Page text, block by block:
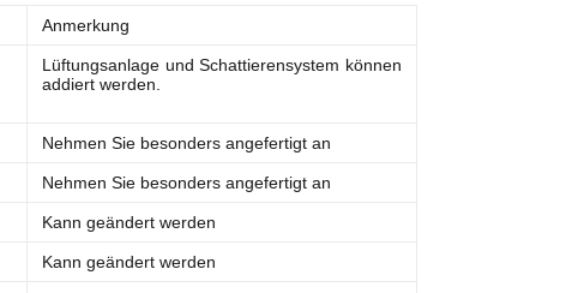
Anmerkung
Lüftungsanlage und Schattierensystem können
addiert werden.
Nehmen Sie besonders angefertigt an
Nehmen Sie besonders angefertigt an
Kann geändert werden
Kann geändert werden